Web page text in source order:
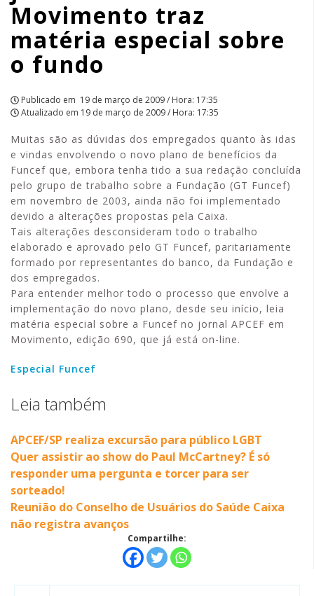
sobre
o
fundo
|
APCEF/SP
Movimento traz
matéria especial sobre
o fundo
Publicado em 19 de março de 2009 / Hora: 17:35
Atualizado em 19 de março de 2009 / Hora: 17:35
Muitas são as dúvidas dos empregados quanto às idas
e vindas envolvendo o novo plano de benefícios da
Funcef que, embora tenha tido a sua redação concluída
pelo grupo de trabalho sobre a Fundação (GT Funcef)
em novembro de 2003, ainda não foi implementado
devido a alterações propostas pela Caixa.
Tais alterações desconsideram todo o trabalho
elaborado e aprovado pelo GT Funcef, paritariamente
formado por representantes do banco, da Fundação e
dos empregados.
Para entender melhor todo o processo que envolve a
implementação do novo plano, desde seu início, leia
matéria especial sobre a Funcef no jornal APCEF em
Movimento, edição 690, que já está on-line.
Especial Funcef
Leia também
APCEF/SP realiza excursão para público LGBT
Quer assistir ao show do Paul McCartney? É só
responder uma pergunta e torcer para ser
sorteado!
Reunião do Conselho de Usuários do Saúde Caixa
não registra avanços
Compartilhe: